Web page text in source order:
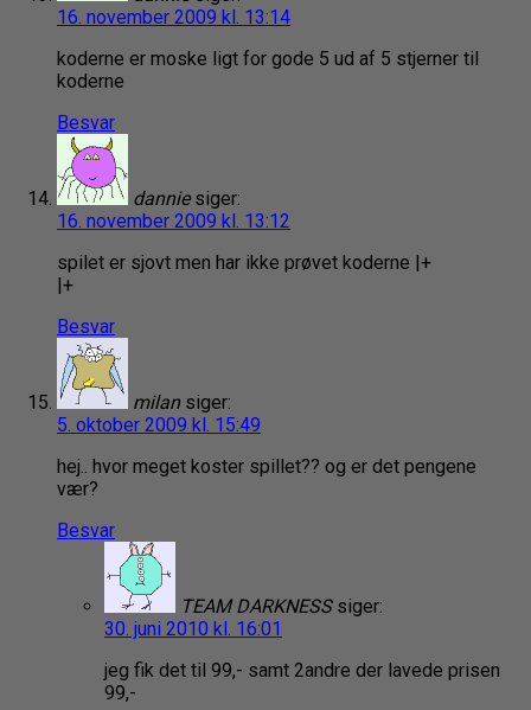
16. november 2009 kl. 13:14
koderne er moske ligt for gode 5 ud af 5 stjerner til
koderne
Besvar
dannie siger:
16. november 2009 kl. 13:12
spilet er sjovt men har ikke prøvet koderne |+
|+
Besvar
milan siger:
5. oktober 2009 kl. 15:49
hej.. hvor meget koster spillet?? og er det pengene
vær?
Besvar
TEAM DARKNESS siger:
30. juni 2010 kl. 16:01
jeg fik det til 99,- samt 2andre der lavede prisen
99,-